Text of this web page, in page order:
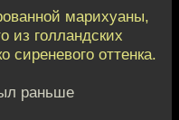
марихуаны,
из голландских
сиреневого оттенка.
раньше